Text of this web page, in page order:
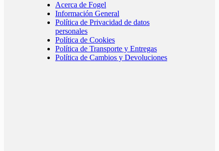
Acerca de Fogel
Información General
Política de Privacidad de datos
personales
Política de Cookies
Política de Transporte y Entregas
Política de Cambios y Devoluciones